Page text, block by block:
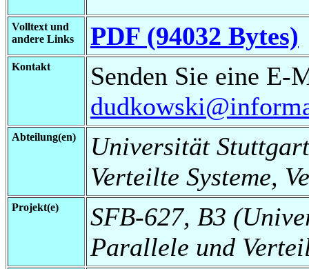
Volltext und
andere Links
PDF (94032 Bytes)
Kontakt
Senden Sie eine E-
Abteilung(en)
Universität
Verteilte Systeme,
Projekt(e)
SFB-627, B3
Parallele und